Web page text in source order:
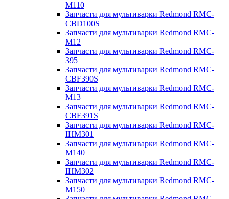
M110
Запчасти для мультиварки Redmond RMC-
CBD100S
Запчасти для мультиварки Redmond RMC-
M12
Запчасти для мультиварки Redmond RMC-
395
Запчасти для мультиварки Redmond RMC-
CBF390S
Запчасти для мультиварки Redmond RMC-
M13
Запчасти для мультиварки Redmond RMC-
CBF391S
Запчасти для мультиварки Redmond RMC-
IHM301
Запчасти для мультиварки Redmond RMC-
M140
Запчасти для мультиварки Redmond RMC-
IHM302
Запчасти для мультиварки Redmond RMC-
M150